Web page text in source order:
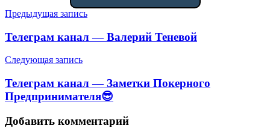
Навигация
по
записям
Предыдущая запись
Телеграм канал — Валерий Теневой
Следующая запись
Телеграм канал — Заметки Покерного
Предпринимателя😎
Добавить комментарий